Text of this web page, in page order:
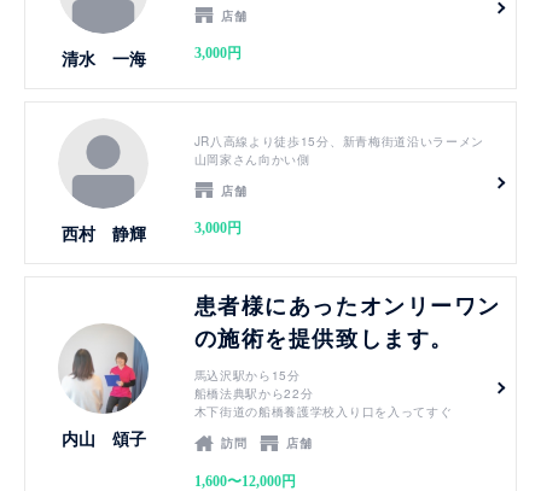
清水 一海
店舗
3,000円
西村 静輝
JR八高線より徒歩15分、新青梅街道沿いラーメン
山岡家さん向かい側
店舗
3,000円
内山 頌子
患者様にあったオンリーワン
の施術を提供致します。
馬込沢駅から15分
船橋法典駅から22分
木下街道の船橋養護学校入り口を入ってすぐ
訪問
店舗
1,600〜12,000円